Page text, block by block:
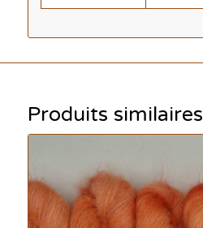
Produits similaires